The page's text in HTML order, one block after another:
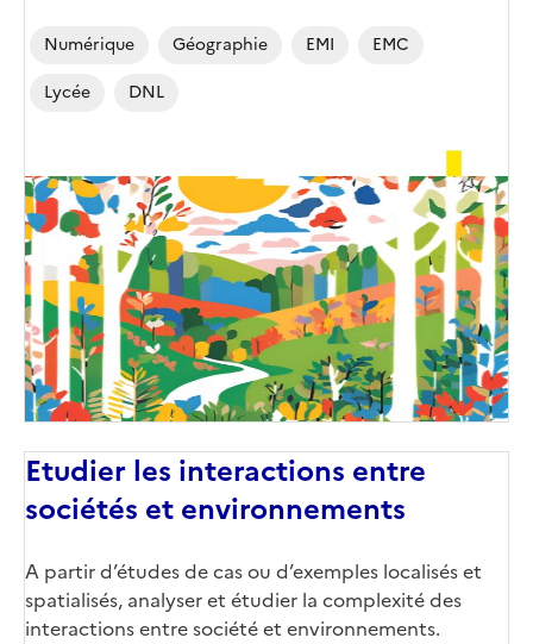
Numérique Géographie EMI
EMC
Lycée
DNL
de
couverture
(conseillée)
Etudier les interactions entre
sociétés et environnements
Corps
A partir d’études de cas ou d’exemples localisés et
spatialisés, analyser et étudier la complexité des
interactions entre société et environnements.